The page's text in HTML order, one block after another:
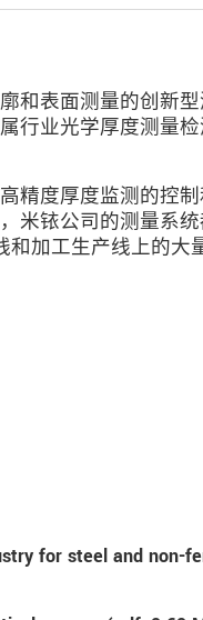
和表面测量的创新
行业光学厚度测量
精度厚度监测的控
米铱公司的测量系
加工生产线上的大
for steel and non-